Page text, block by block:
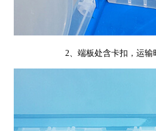
2、端板处含卡扣，运输